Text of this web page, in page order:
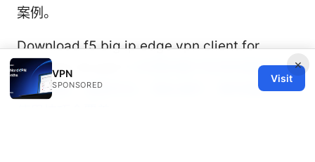
案例。
Download f5 big ip edge vpn client for
windows 10 and 11
好用的梯子机场完整指南：
VPN选择、速度优化、隐私保护、服务器解锁与
×
VPN
SPONSORED
Visit